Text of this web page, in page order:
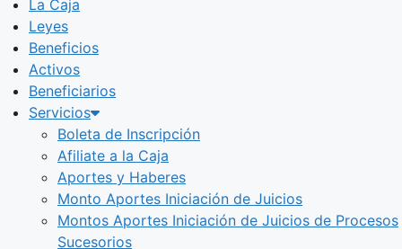
La Caja
Leyes
Beneficios
Activos
Beneficiarios
Servicios
Boleta de Inscripción
Afiliate a la Caja
Aportes y Haberes
Monto Aportes Iniciación de Juicios
Montos Aportes Iniciación de Juicios de Procesos
Sucesorios